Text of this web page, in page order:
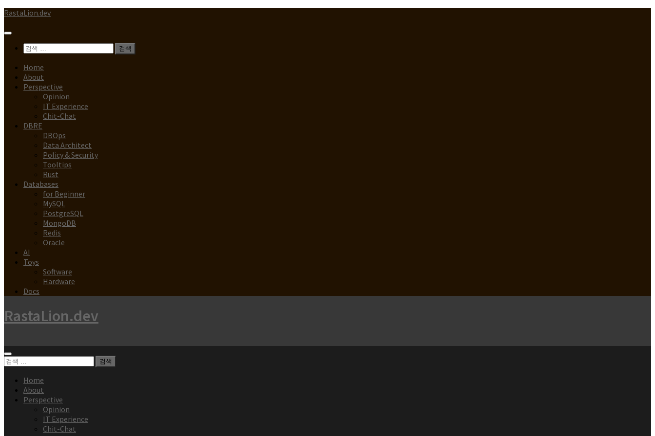
Skip
content
RastaLion.dev
검
Home
About
Perspective
Opinion
IT Experience
Chit-Chat
DBRE
DBOps
Data Architect
Policy & Security
Tooltips
Rust
Databases
for Beginner
MySQL
PostgreSQL
MongoDB
Redis
Oracle
AI
Toys
Software
Hardware
Docs
RastaLion.dev
검
Home
About
Perspective
Opinion
IT Experience
Chit-Chat